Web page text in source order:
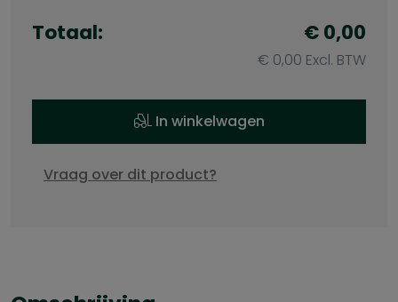
Totaal: € 0,00
€ 0,00 Excl. BTW
In winkelwagen
Vraag over dit product?